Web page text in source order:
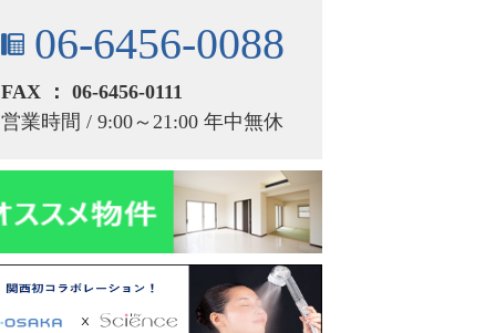
06-6456-0088
FAX ： 06-6456-0111
営業時間 / 9:00～21:00 年中無休